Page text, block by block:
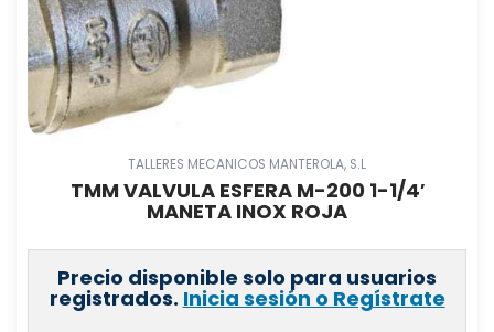
TALLERES MECANICOS MANTEROLA, S.L
TMM VALVULA ESFERA M-200 1-1/4′
MANETA INOX ROJA
Precio disponible solo para usuarios
registrados. Inicia sesión o Regístrate